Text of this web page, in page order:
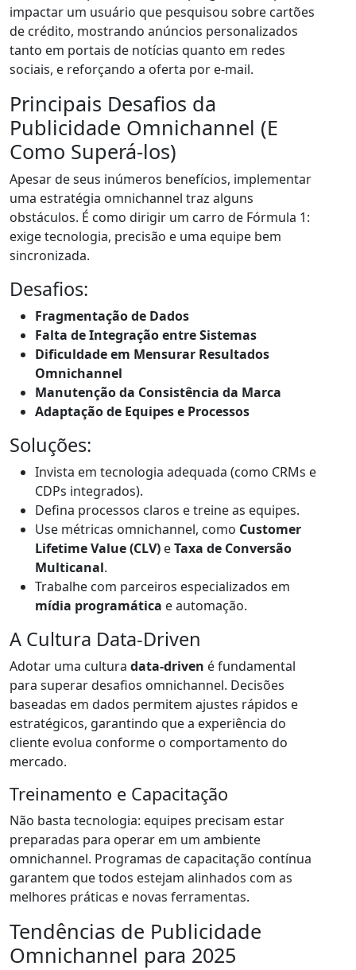
impactar um usuário que pesquisou sobre cartões
de crédito, mostrando anúncios personalizados
tanto em portais de notícias quanto em redes
sociais, e reforçando a oferta por e-mail.
Principais Desafios da
Publicidade Omnichannel (E
Como Superá-los)
Apesar de seus inúmeros benefícios, implementar
uma estratégia omnichannel traz alguns
obstáculos. É como dirigir um carro de Fórmula 1:
exige tecnologia, precisão e uma equipe bem
sincronizada.
Desafios:
Fragmentação de Dados
Falta de Integração entre Sistemas
Dificuldade em Mensurar Resultados
Omnichannel
Manutenção da Consistência da Marca
Adaptação de Equipes e Processos
Soluções:
Invista em tecnologia adequada (como CRMs e
CDPs integrados).
Defina processos claros e treine as equipes.
Use métricas omnichannel, como Customer
Lifetime Value (CLV) eTaxa de Conversão
Multicanal.
Trabalhe com parceiros especializados em
mídia programática e automação.
A Cultura Data-Driven
Adotar uma cultura data-driven é fundamental
para superar desafios omnichannel. Decisões
baseadas em dados permitem ajustes rápidos e
estratégicos, garantindo que a experiência do
cliente evolua conforme o comportamento do
mercado.
Treinamento e Capacitação
Não basta tecnologia: equipes precisam estar
preparadas para operar em um ambiente
omnichannel. Programas de capacitação contínua
garantem que todos estejam alinhados com as
melhores práticas e novas ferramentas.
Tendências de Publicidade
Omnichannel para 2025